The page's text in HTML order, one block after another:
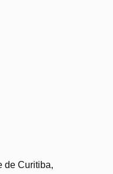
de Curitiba,